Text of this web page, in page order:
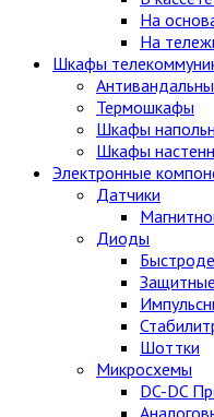
На
На
Шкафы
Термошкафы
Шкафы
Шкафы
Электронные
Датчики
Диоды
Шоттки
Микросхемы
DC-DC